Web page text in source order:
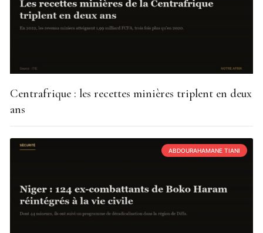
Centrafrique : les recettes minières triplent en deux
ans
ABDOURAHAMANE TIANI